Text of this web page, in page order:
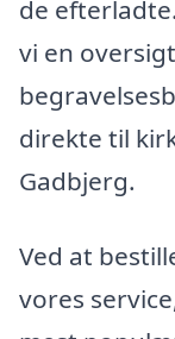
de
vi en
direkte til
Gadbjerg.
Ved at
vores